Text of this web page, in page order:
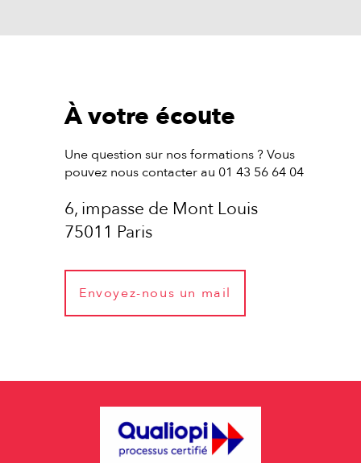
À votre écoute
Une question sur nos formations ? Vous
pouvez nous contacter au 01 43 56 64 04
6, impasse de Mont Louis
75011 Paris
Envoyez-nous un mail